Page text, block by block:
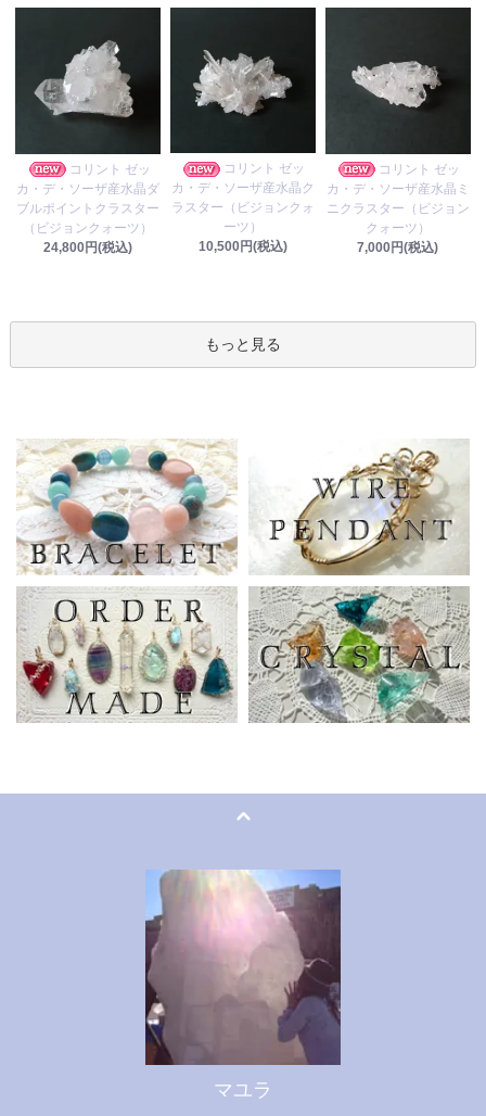
コリント ゼッ
カ・デ・ソーザ産水晶ダ
ブルポイントクラスター
（ビジョンクォーツ）
24,800円(税込)
コリント ゼッ
カ・デ・ソーザ産水晶ク
ラスター（ビジョンクォ
ーツ）
10,500円(税込)
コリント ゼッ
カ・デ・ソーザ産水晶ミ
ニクラスター（ビジョン
クォーツ）
7,000円(税込)
もっと見る
マユラ